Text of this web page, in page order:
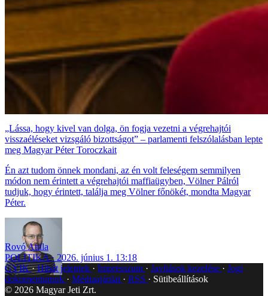
„Lássa, hogy kivel van dolga, ön fogja vezetni a végrehajtói
visszaéléseket vizsgáló bizottságot” – parlamenti felszólalásban lepte
meg Magyar Péter Toroczkait
Én azt tudom önnek mondani, az én volt feleségem semmilyen
módon nem érintett a végrehajtói maffiaügyben, Völner Pálról
tudjuk, hogy érintett, találja meg Völner főnökét, mondta Magyar
Péter.
Rovó Attila
POLITIKA
2026. június 1. 13:18
GYIK Hibát jelentek Impresszum Javítások kezelése
Jogi
dokumentumok
Médiaajánlat RSS
Sütibeállítások
© 2026 Magyar Jeti Zrt.